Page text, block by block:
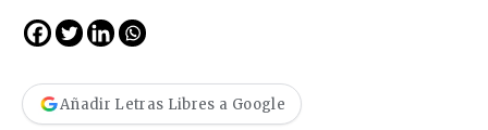
Añadir Letras Libres a Google